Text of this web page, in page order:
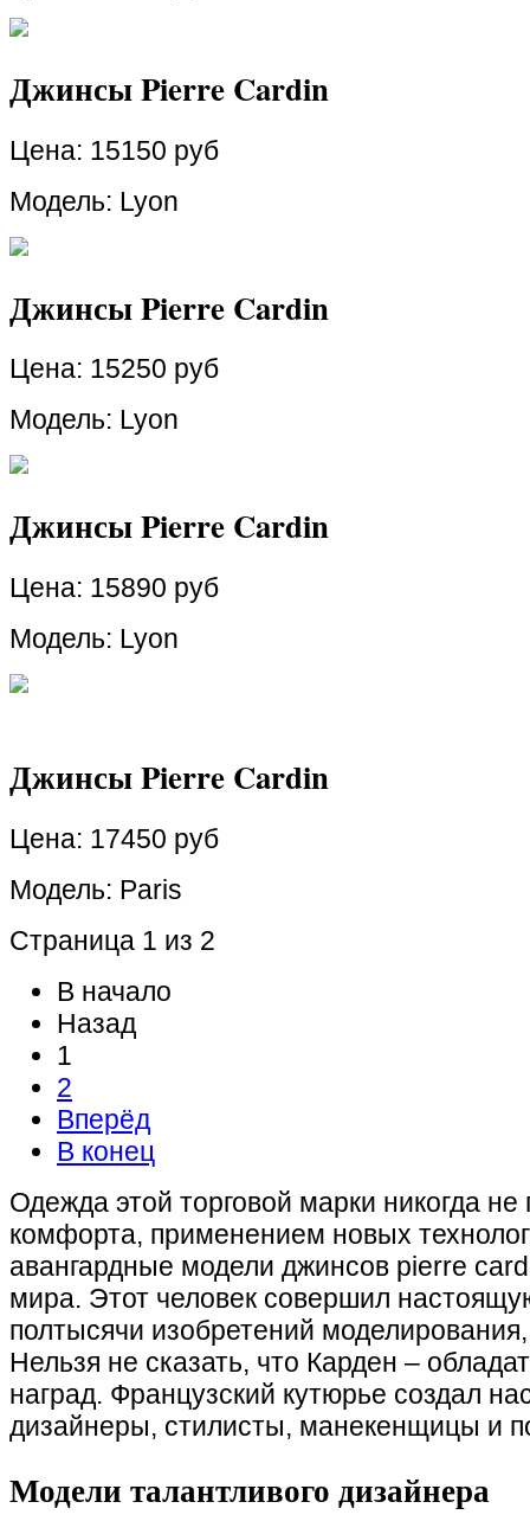
Джинсы Pierre Cardin
Цена: 15150 руб
Модель: Lyon
Джинсы Pierre Cardin
Цена: 15250 руб
Модель: Lyon
Джинсы Pierre Cardin
Цена: 15890 руб
Модель: Lyon
Джинсы Pierre Cardin
Цена: 17450 руб
Модель: Paris
Страница 1 из 2
В начало
Назад
1
2
Вперёд
В конец
Одежда этой торговой марки никогда
комфорта, применением новых
авангардные модели джинсов pierre
мира. Этот человек совершил
полтысячи изобретений
Нельзя не сказать, что Карден –
наград. Французский кутюрье создал
дизайнеры, стилисты, манекенщицы и
Модели талантливого дизайнера